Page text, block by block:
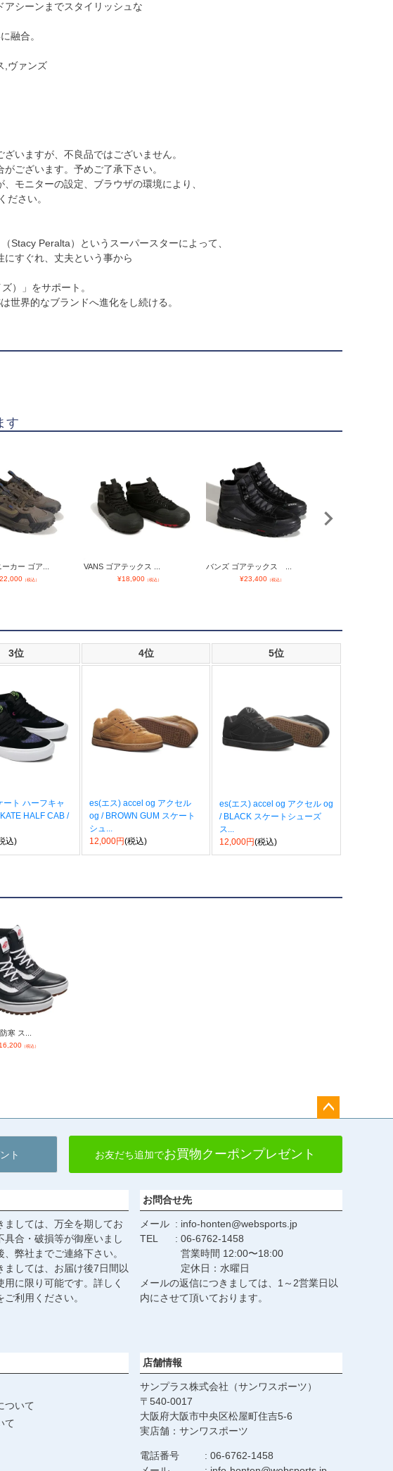
シーンまでスタイリッシュな
融合。
,ヴァンズ
いますが、不良品ではございません。
ございます。予めご了承下さい。
モニターの設定、ブラウザの環境により、
ださい。
Stacy Peralta）というスーパースターによって、
すぐれ、丈夫という事から
）」をサポート。
世界的なブランドへ進化をし続ける。
す
カー ゴア...
（税込）
VANS ゴアテックス ...
¥18,900（税込）
バンズ ゴアテックス ...
¥23,400（税込）
3位 4位 5位
ート ハーフキャ
HALF CAB /
込)
es(エス) accel og アクセル
og / BROWN GUM スケート
シュ...
12,000円(税込)
es(エス) accel og アクセル og
/ BLACK スケートシューズ
ス...
12,000円(税込)
寒 ス...
（税込）
へ
ト お友だち追加でお買物クーポンプレゼント
ましては、万全を期してお
具合・破損等が御座いまし
弊社までご連絡下さい。
ましては、お届け後7日間以
用に限り可能です。詳しく
ご利用ください。
お問合せ先
メール
info-honten@websports.jp
TEL
06-6762-1458
営業時間 12:00〜18:00
定休日：水曜日
メールの返信につきましては、1～2営業日以
内にさせて頂いております。
ついて
て
店舗情報
サンプラス株式会社（サンワスポーツ）
540-0017
大阪府大阪市中央区松屋町住吉5-6
実店舗：サンワスポーツ
電話番号
06-6762-1458